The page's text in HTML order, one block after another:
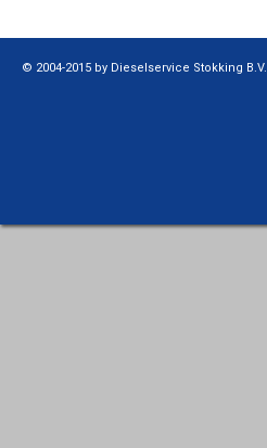
© 2004-2015 by Dieselservice Stokking B.V.